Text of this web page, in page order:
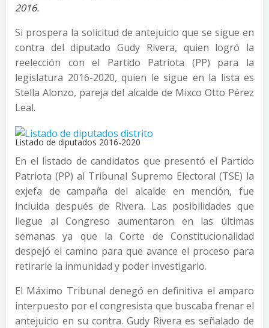
2016.
Si prospera la solicitud de antejuicio que se sigue en
contra del diputado Gudy Rivera, quien logró la
reelección con el Partido Patriota (PP) para la
legislatura 2016-2020, quien le sigue en la lista es
Stella Alonzo, pareja del alcalde de Mixco Otto Pérez
Leal.
Listado de diputados 2016-2020
En el listado de candidatos que presentó el Partido
Patriota (PP) al Tribunal Supremo Electoral (TSE) la
exjefa de campaña del alcalde en mención, fue
incluida después de Rivera. Las posibilidades que
llegue al Congreso aumentaron en las últimas
semanas ya que la Corte de Constitucionalidad
despejó el camino para que avance el proceso para
retirarle la inmunidad y poder investigarlo.
El Máximo Tribunal denegó en definitiva el amparo
interpuesto por el congresista que buscaba frenar el
antejuicio en su contra. Gudy Rivera es señalado de